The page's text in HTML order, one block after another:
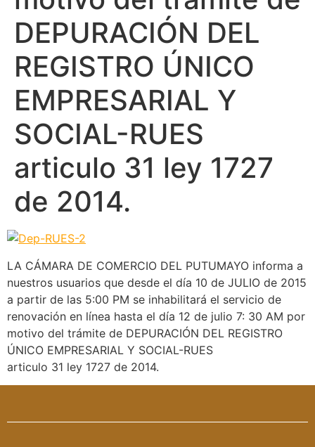
DEPURACIÓN DEL
REGISTRO ÚNICO
EMPRESARIAL Y
SOCIAL-RUES
articulo 31 ley 1727
de 2014.
LA CÁMARA DE COMERCIO DEL PUTUMAYO informa a
nuestros usuarios que desde el día 10 de JULIO de 2015
a partir de las 5:00 PM se inhabilitará el servicio de
renovación en línea hasta el día 12 de julio 7: 30 AM por
motivo del trámite de DEPURACIÓN DEL REGISTRO
ÚNICO EMPRESARIAL Y SOCIAL-RUES
articulo 31 ley 1727 de 2014.